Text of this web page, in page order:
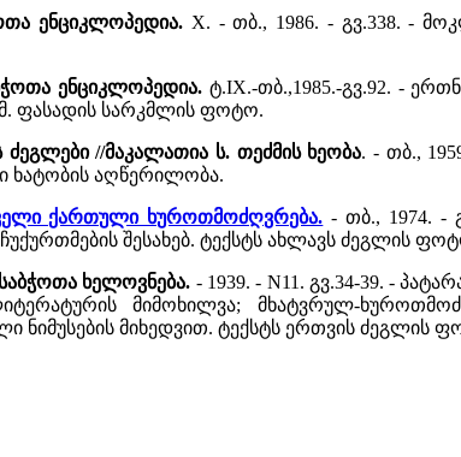
ენციკლოპედია. X. - თბ., 1986. - გვ.338. -
ენციკლოპედია. ტ.IX.-თბ.,1985.-გვ.92. -
ფასადის სარკმლის ფოტო.
//მაკალათია ს. თეძმის ხეობა. - თბ.,
ხატობის აღწერილობა.
ქართული ხუროთმოძღვრება. - თბ., 1974. -
შესახებ. ტექსტს ახლავს ძეგლის
ხელოვნება. - 1939. - N11. გვ.34-39. -
მიმოხილვა; მხატვრულ-
ნიმუსების მიხედვით. ტექსტს ერთვის ძეგლის